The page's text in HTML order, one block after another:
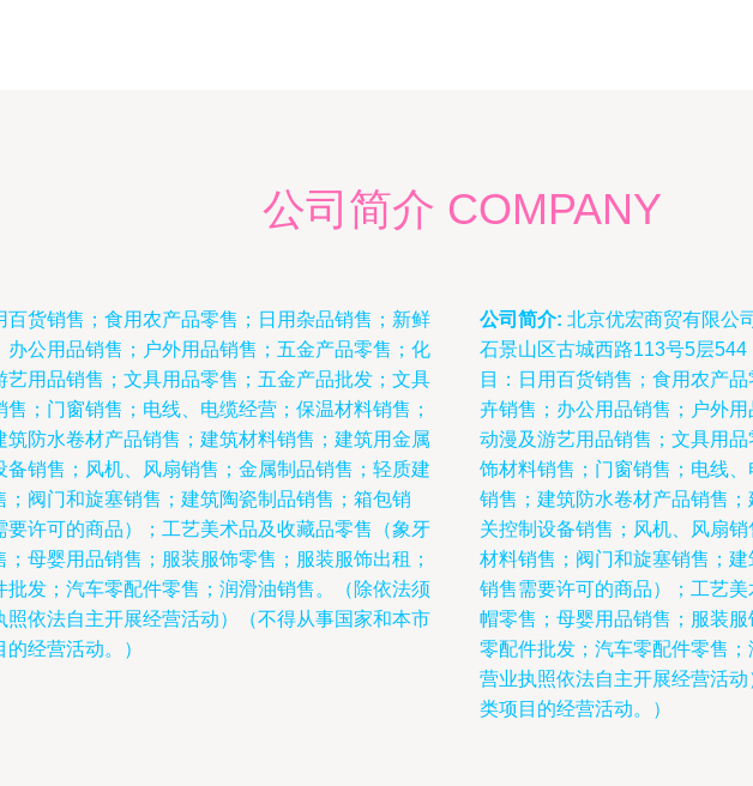
公司简介 COMPANY
百货销售；食用农产品零售；日用杂品销售；新鲜
办公用品销售；户外用品销售；五金产品零售；化
用品销售；文具用品零售；五金产品批发；文具
；门窗销售；电线、电缆经营；保温材料销售；
防水卷材产品销售；建筑材料销售；建筑用金属
销售；风机、风扇销售；金属制品销售；轻质建
阀门和旋塞销售；建筑陶瓷制品销售；箱包销
许可的商品）；工艺美术品及收藏品零售（象牙
母婴用品销售；服装服饰零售；服装服饰出租；
批发；汽车零配件零售；润滑油销售。（除依法须
依法自主开展经营活动）（不得从事国家和本市
经营活动。）
公司简介: 北京优宏商贸有限公
石景山区古城西路113号5层
目：日用百货销售；食用农产
卉销售；办公用品销售；户外
动漫及游艺用品销售；文具用
饰材料销售；门窗销售；电线
销售；建筑防水卷材产品销售
关控制设备销售；风机、风扇
材料销售；阀门和旋塞销售；
销售需要许可的商品）；工艺
帽零售；母婴用品销售；服装
零配件批发；汽车零配件零售
营业执照依法自主开展经营活
类项目的经营活动。）